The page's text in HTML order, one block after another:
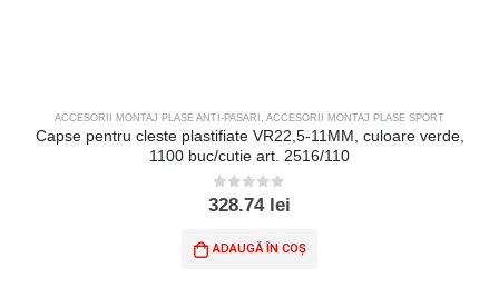
ACCESORII MONTAJ PLASE ANTI-PASARI , ACCESORII MONTAJ PLASE SPORT
Capse pentru cleste plastifiate VR22,5-11MM, culoare verde,
1100 buc/cutie art. 2516/110
0out of 5
328.74 lei
ADAUGĂ ÎN COȘ